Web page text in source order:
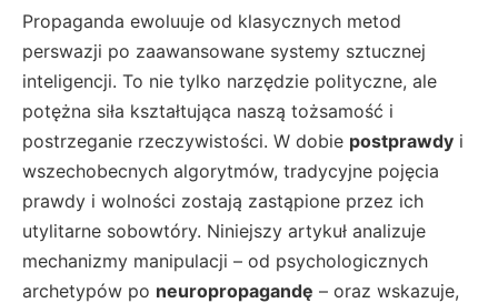
Propaganda ewoluuje od klasycznych metod
perswazji po zaawansowane systemy sztucznej
inteligencji. To nie tylko narzędzie polityczne, ale
potężna siła kształtująca naszą tożsamość i
postrzeganie rzeczywistości. W dobie postprawdy i
wszechobecnych algorytmów, tradycyjne pojęcia
prawdy i wolności zostają zastąpione przez ich
utylitarne sobowtóry. Niniejszy artykuł analizuje
mechanizmy manipulacji – od psychologicznych
archetypów po neuropropagandę – oraz wskazuje,